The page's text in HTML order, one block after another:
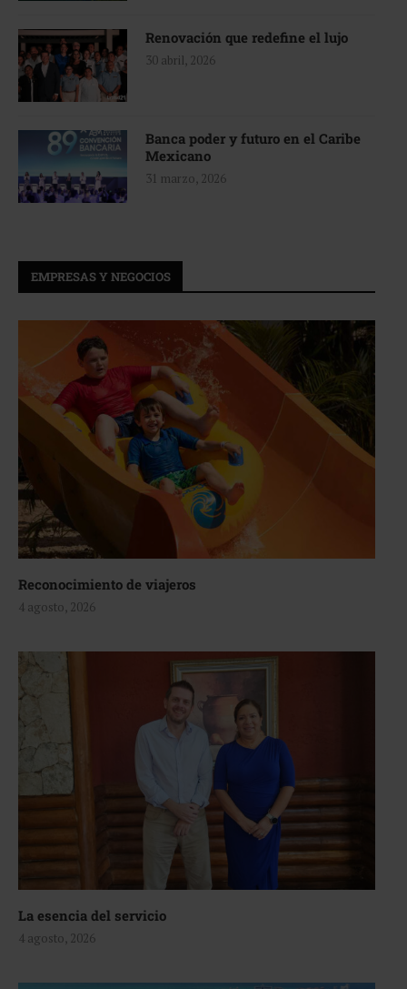
Renovación que redefine el lujo
30 abril, 2026
Banca poder y futuro en el Caribe
Mexicano
31 marzo, 2026
EMPRESAS Y NEGOCIOS
Reconocimiento de viajeros
4 agosto, 2026
La esencia del servicio
4 agosto, 2026